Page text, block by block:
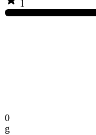
1
0
g